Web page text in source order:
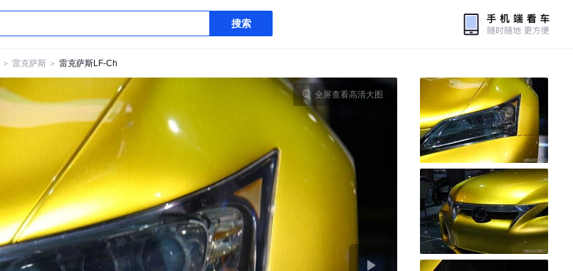
搜索
＞ 雷克萨斯 ＞ 雷克萨斯LF-Ch
全屏查看高清大图